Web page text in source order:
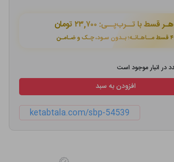
هـر قسط با تــرب‌پــی: ۲۳,۷۰۰ تومان
۴ قسط مــاهـانـه؛ بـدون سـود، چـک و ضـامـن
افزودن به سبد
ketabtala.com/sbp-54539